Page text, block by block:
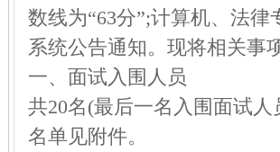
数线为“63分”;计算机、法
系统公告通知。现将相关事
一、面试入围人员
共20名(最后一名入围面试
名单见附件。